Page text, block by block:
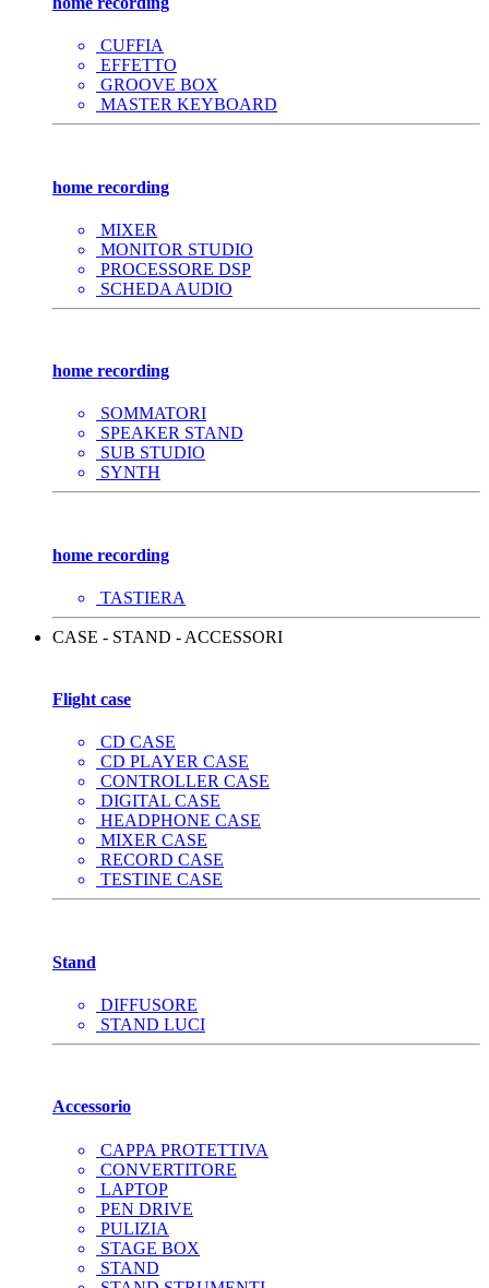
home recording
CUFFIA
EFFETTO
GROOVE BOX
MASTER KEYBOARD
home recording
MIXER
MONITOR STUDIO
PROCESSORE DSP
SCHEDA AUDIO
home recording
SOMMATORI
SPEAKER STAND
SUB STUDIO
SYNTH
home recording
TASTIERA
CASE - STAND - ACCESSORI
Flight case
CD CASE
CD PLAYER CASE
CONTROLLER CASE
DIGITAL CASE
HEADPHONE CASE
MIXER CASE
RECORD CASE
TESTINE CASE
Stand
DIFFUSORE
STAND LUCI
Accessorio
CAPPA PROTETTIVA
CONVERTITORE
LAPTOP
PEN DRIVE
PULIZIA
STAGE BOX
STAND